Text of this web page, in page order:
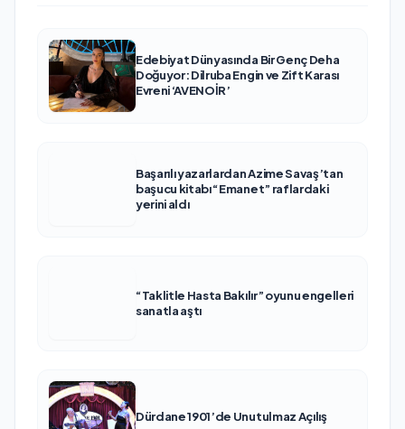
Edebiyat Dünyasında Bir Genç Deha
Doğuyor: Dilruba Engin ve Zift Karası
Evreni ‘AVENOİR’
Başarılı yazarlardan Azime Savaş’tan
başucu kitabı “Emanet” raflardaki
yerini aldı
“Taklitle Hasta Bakılır” oyunu engelleri
sanatla aştı
Dürdane 1901’de Unutulmaz Açılış